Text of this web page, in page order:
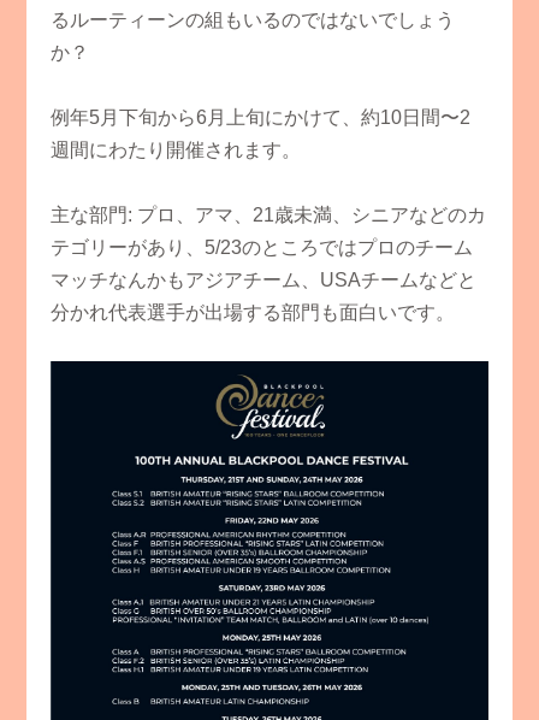
るルーティーンの組もいるのではないでしょう
か？
​例年5月下旬から6月上旬にかけて、約10日間〜2
週間にわたり開催されます。
​主な部門: プロ、アマ、21歳未満、シニアなどのカ
テゴリーがあり、5/23のところではプロのチーム
マッチなんかもアジアチーム、USAチームなどと
分かれ代表選手が出場する部門も面白いです。